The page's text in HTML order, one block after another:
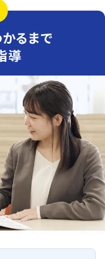
、学校の授業の理解度
の例文とセットで覚
武両道の中学校です。
分をマンツーマンでフ
スト、高校入試などに
中学校
くの生徒さまの対応実
、定期テストで点数を
るまで
導